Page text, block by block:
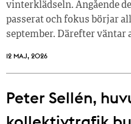
vinterklädseln. Angående
passerat och fokus börjar
september. Därefter väntar
12 MAJ, 2026
Peter Sellén,